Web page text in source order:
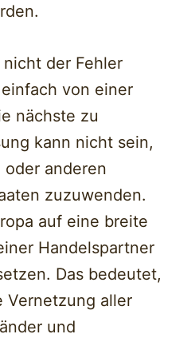
der Fehler
von einer
nächste zu
kann nicht sein,
oder anderen
zuzuwenden.
auf eine breite
Handelspartner
Das bedeutet,
Vernetzung aller
und